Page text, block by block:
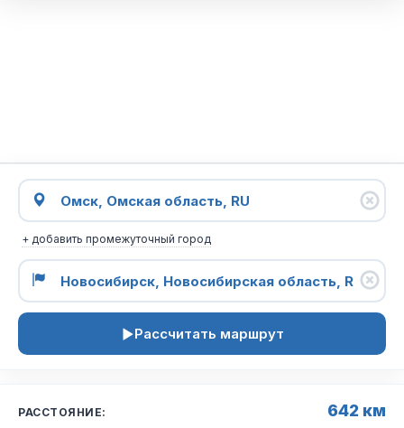
+ добавить промежуточный город
Рассчитать маршрут
РАССТОЯНИЕ: 642 км